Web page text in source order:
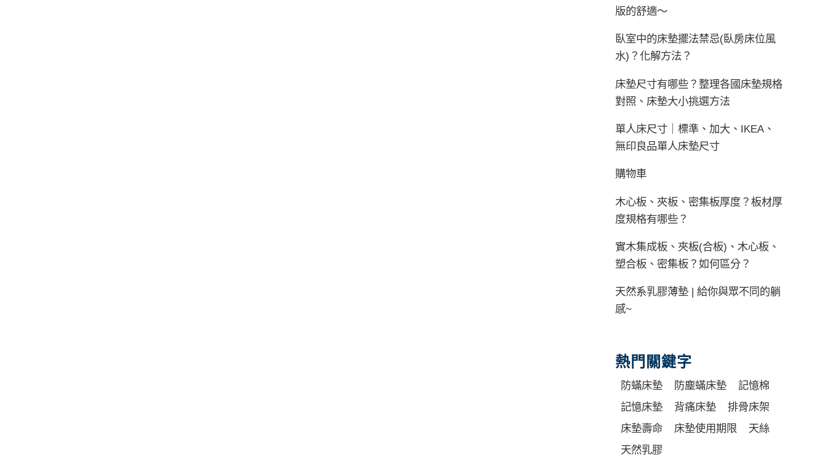
版的舒適～
臥室中的床墊擺法禁忌(臥房床位風
水)？化解方法？
床墊尺寸有哪些？整理各國床墊規格
對照、床墊大小挑選方法
單人床尺寸｜標準、加大、IKEA、
無印良品單人床墊尺寸
購物車
木心板、夾板、密集板厚度？板材厚
度規格有哪些？
實木集成板、夾板(合板)、木心板、
塑合板、密集板？如何區分？
天然系乳膠薄墊 | 給你與眾不同的躺
感~
熱門關鍵字
防蟎床墊 防塵蟎床墊
記憶棉
記憶床墊
背痛床墊
排骨床架
床墊壽命
床墊使用期限
天絲
天然乳膠